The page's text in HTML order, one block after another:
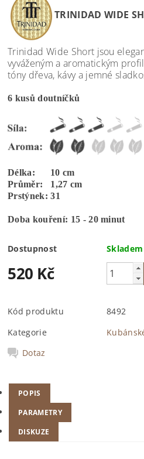
TRINIDAD WIDE
Trinidad Wide Short jsou
vyváženým a aromatickým
tóny dřeva, kávy a jemné
6 kusů doutníčků
Délka: 10 cm
Průměr: 1,27 cm
Prstýnek: 31
Doba kouření: 15 - 20 minut
Dostupnost Skladem
520 Kč
Kód produktu
8492
Kategorie
Dotaz
POPIS
PARAMETRY
DISKUZE